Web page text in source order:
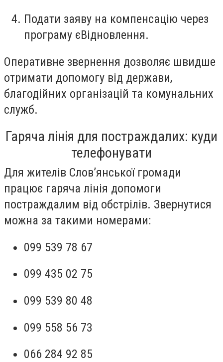
Подати заяву на компенсацію через
програму єВідновлення.
Оперативне звернення дозволяє швидше
отримати допомогу від держави,
благодійних організацій та комунальних
служб.
Гаряча лінія для постраждалих: куди
телефонувати
Для жителів Слов’янської громади
працює гаряча лінія допомоги
постраждалим від обстрілів. Звернутися
можна за такими номерами:
099 539 78 67
099 435 02 75
099 539 80 48
099 558 56 73
066 284 92 85